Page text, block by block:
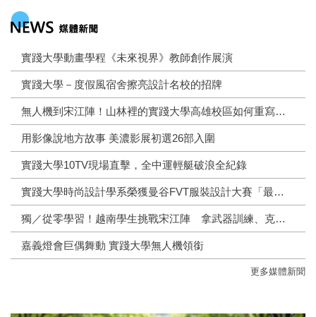
實踐大學動畫學程《未來視界》教師創作展演
實踐大學－度假風宿舍擦亮設計名校的招牌
無人機到宋江陣！山林裡的實踐大學高雄校區如何重寫地方連結？
用影像說地方故事 美濃影展初選26部入圍
實踐大學10TV現場直擊，全中運輕艇破浪全紀錄
實踐大學時尚設計學系榮獲曼谷FVT服裝設計大賽「最佳精工製作獎」
獨／從零學習！越南學生挑戰宋江陣 拿武器訓練、克服語言困難
嘉義燈會巨偶舞動 實踐大學無人機領銜
更多媒體新聞